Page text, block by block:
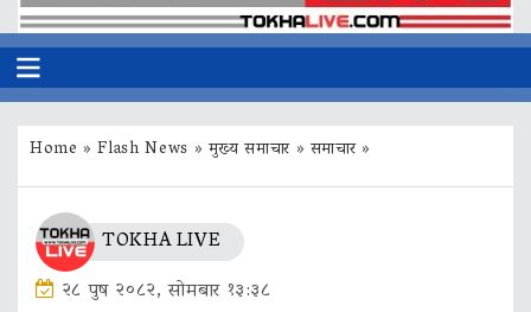
Home »Flash News » मुख्य समाचार» समाचार»
TOKHA LIVE
२८ पुष २०८२, सोमबार १३:३८